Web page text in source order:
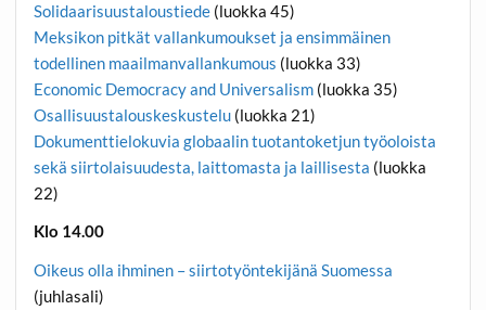
Solidaarisuustaloustiede (luokka 45)
Meksikon pitkät vallankumoukset ja ensimmäinen
todellinen maailmanvallankumous (luokka 33)
Economic Democracy and Universalism (luokka 35)
Osallisuustalouskeskustelu (luokka 21)
Dokumenttielokuvia globaalin tuotantoketjun työoloista
sekä siirtolaisuudesta, laittomasta ja laillisesta (luokka
22)
Klo 14.00
Oikeus olla ihminen – siirtotyöntekijänä Suomessa
(juhlasali)